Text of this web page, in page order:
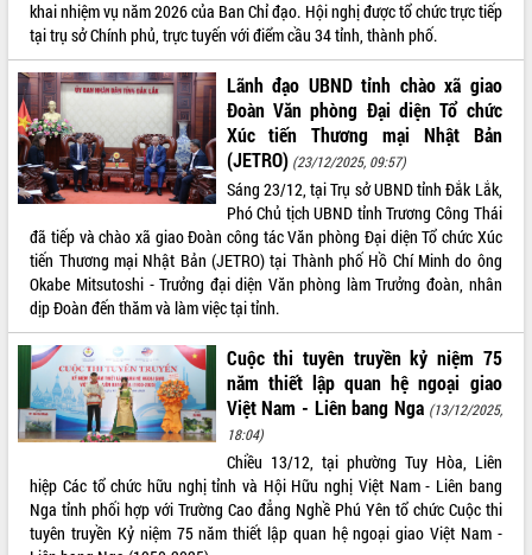
Diễn đàn Kinh tế tư nhân Việt Nam đột
phá cơ chế - Hợp tác công tư
Đề án 06 tạo bước ngoặt đột phá trong
cải cách hành chính tỉnh Đắk Lắk
Kết nối tour, đẩy mạnh chuyển đổi số
để phát triển du lịch Đắk Lắk
Khởi động Dự án Đầu tư xây dựng hạ
tầng kỹ thuật Cụm công nghiệp Tân
Gặp mặt các cơ quan báo chí nhân Kỷ
niệm 101 năm Ngày Báo chí Cách
mạng Việt Nam
hiện Đề án 06 của Chính phủ
Họp báo thông tin về Hội nghị Công bố
Quy hoạch và Xúc tiến đầu tư tỉnh Đắk
Lắk
Khơi thông điểm nghẽn, đẩy nhanh
giải ngân vốn khắc phục thiên tai
HĐND tỉnh thông qua điều chỉnh Quy
hoạch tỉnh thời kỳ 2021-2030
khai nhiệm vụ năm 2026 của Ban Chỉ đạo. Hội nghị được tổ chức trực tiếp
tại trụ sở Chính phủ, trực tuyến với điểm cầu 34 tỉnh, thành phố.
Lãnh đạo UBND tỉnh chào xã giao
Đoàn Văn phòng Đại diện Tổ chức
Xúc tiến Thương mại Nhật Bản
(JETRO) (23/12/2025, 09:57)
Sáng 23/12, tại Trụ sở UBND tỉnh Đắk Lắk,
Phó Chủ tịch UBND tỉnh Trương Công Thái
đã tiếp và chào xã giao Đoàn công tác Văn phòng Đại diện Tổ chức Xúc
tiến Thương mại Nhật Bản (JETRO) tại Thành phố Hồ Chí Minh do ông
Okabe Mitsutoshi - Trưởng đại diện Văn phòng làm Trưởng đoàn, nhân
dịp Đoàn đến thăm và làm việc tại tỉnh.
Cuộc thi tuyên truyền kỷ niệm 75
năm thiết lập quan hệ ngoại giao
Việt Nam - Liên bang Nga (13/12/2025,
18:04)
Chiều 13/12, tại phường Tuy Hòa, Liên
hiệp Các tổ chức hữu nghị tỉnh và Hội Hữu nghị Việt Nam - Liên bang
Nga tỉnh phối hợp với Trường Cao đẳng Nghề Phú Yên tổ chức Cuộc thi
tuyên truyền Kỷ niệm 75 năm thiết lập quan hệ ngoại giao Việt Nam -